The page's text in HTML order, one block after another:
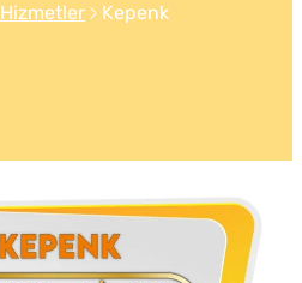
Hizmetler Kepenk